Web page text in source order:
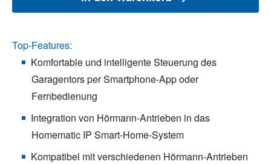
Top-Features:
Komfortable und intelligente Steuerung des
Garagentors per Smartphone-App oder
Fernbedienung
Integration von Hörmann-Antrieben in das
Homematic IP Smart-Home-System
Kompatibel mit verschiedenen Hörmann-Antrieben